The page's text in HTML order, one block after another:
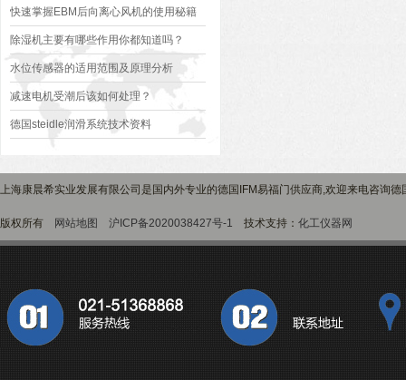
快速掌握EBM后向离心风机的使用秘籍
除湿机主要有哪些作用你都知道吗？
水位传感器的适用范围及原理分析
减速电机受潮后该如何处理？
德国steidle润滑系统技术资料
上海康晨希实业发展有限公司是国内外专业的德国IFM易福门供应商,欢迎来电咨询
版权所有 网站地图 沪ICP备2020038427号-1 技术支持： 化工仪器网